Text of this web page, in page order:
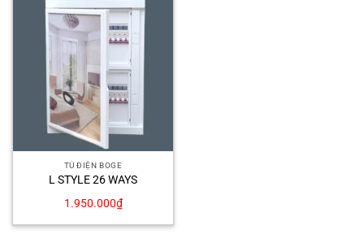
TỦ ĐIỆN BOGE
L STYLE 26 WAYS
1.950.000₫